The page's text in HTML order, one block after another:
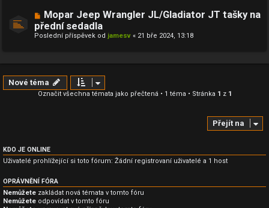
Mopar Jeep Wrangler JL/Gladiator JT tašky na
přední sedadla
Poslední příspěvek od jamesv « 21 bře 2024, 13:18
Nové téma
Označit všechna témata jako přečtená • 1 téma • Stránka 1 z 1
Přejít na
KDO JE ONLINE
Uživatelé prohlížející si toto fórum: Žádní registrovaní uživatelé a 1 host
OPRÁVNĚNÍ FÓRA
Nemůžete zakládat nová témata v tomto fóru
Nemůžete odpovídat v tomto fóru